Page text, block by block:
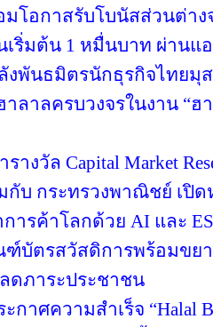
มโอกาสรับโบนัสส่วนต่า
เริ่มต้น 1 หมื่นบาท ผ่านแ
งพันธมิตรนักธุรกิจไทยมุ
าลาลครบวงจรในงาน “
างวัล Capital Market
บ กระทรวงพาณิชย์ เปิด
ารค้าโลกด้วย AI และ
ฑ์บัตรสวัสดิการพร้อมขย
ดภาระประชาชน
กาศความสำเร็จ “Halal